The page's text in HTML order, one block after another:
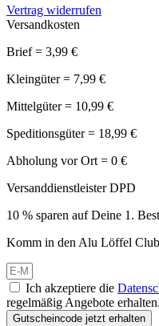
Vertrag widerrufen
Versandkosten
Brief = 3,99 €
Kleingüter = 7,99 €
Mittelgüter = 10,99 €
Speditionsgüter = 18,99 €
Abholung vor Ort = 0 €
Versanddienstleister DPD
10 % sparen auf Deine 1.
Komm in den Alu Löffel Club
Ich akzeptiere die
regelmäßig Angebote erhalten.
Gutscheincode jetzt erhalten